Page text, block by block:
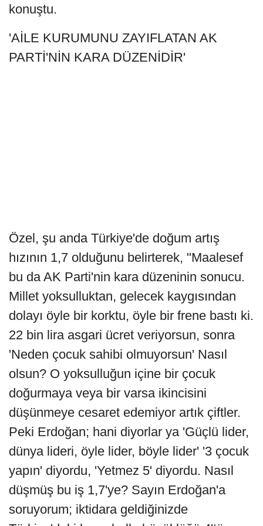
konuştu.
'AİLE KURUMUNU ZAYIFLATAN AK
PARTİ'NİN KARA DÜZENİDİR'
Özel, şu anda Türkiye'de doğum artış
hızının 1,7 olduğunu belirterek, "Maalesef
bu da AK Parti'nin kara düzeninin sonucu.
Millet yoksulluktan, gelecek kaygısından
dolayı öyle bir korktu, öyle bir frene bastı ki.
22 bin lira asgari ücret veriyorsun, sonra
'Neden çocuk sahibi olmuyorsun' Nasıl
olsun? O yoksulluğun içine bir çocuk
doğurmaya veya bir varsa ikincisini
düşünmeye cesaret edemiyor artık çiftler.
Peki Erdoğan; hani diyorlar ya 'Güçlü lider,
dünya lideri, öyle lider, böyle lider' '3 çocuk
yapın' diyordu, 'Yetmez 5' diyordu. Nasıl
düşmüş bu iş 1,7'ye? Sayın Erdoğan'a
soruyorum; iktidara geldiğinizde